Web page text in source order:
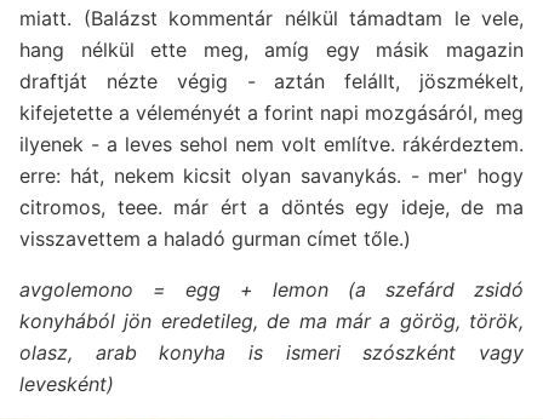
miatt. (Balázst kommentár nélkül támadtam le vele,
hang nélkül ette meg, amíg egy másik magazin
draftját nézte végig - aztán felállt, jöszmékelt,
kifejetette a véleményét a forint napi mozgásáról, meg
ilyenek - a leves sehol nem volt említve. rákérdeztem.
erre: hát, nekem kicsit olyan savanykás. - mer' hogy
citromos, teee. már ért a döntés egy ideje, de ma
visszavettem a haladó gurman címet tőle.)
avgolemono = egg + lemon (a szefárd zsidó
konyhából jön eredetileg, de ma már a görög, török,
olasz, arab konyha is ismeri szószként vagy
levesként)